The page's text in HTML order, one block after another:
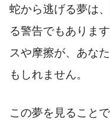
蛇から逃げる夢は
る警告でもありま
スや摩擦が、あな
もしれません。
この夢を見ること